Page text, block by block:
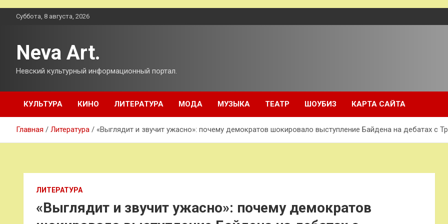
ПерейтиСуббота, 8 августа, 2026
Neva Art.
Невский культурный информационный портал.
КУЛЬТУРА КИНО ЛИТЕРАТУРА МОДА МУЗЫКА ТЕАТР ШОУБИЗ КАРТА САЙТА
Главная Литература «Выглядит и звучит ужасно»: почему демократов шокировало выступление Байдена на дебатах с
ЛИТЕРАТУРА
«Выглядит и звучит ужасно»: почему демократов